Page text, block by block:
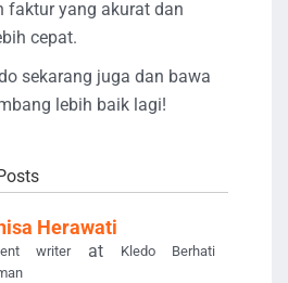
faktur yang akurat dan
cepat.
sekarang juga dan bawa
lebih baik lagi!
Herawati
writerat
Kledo Berhati